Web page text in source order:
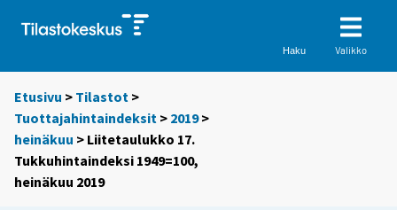
Haku Valikko
Etusivu > Tilastot >
Tuottajahintaindeksit > 2019>
heinäkuu > Liitetaulukko 17.
Tukkuhintaindeksi 1949=100,
heinäkuu 2019